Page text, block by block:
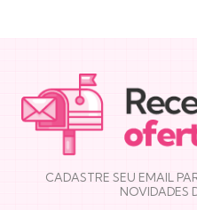
CADASTRE SEU EMAIL
NOVIDADES